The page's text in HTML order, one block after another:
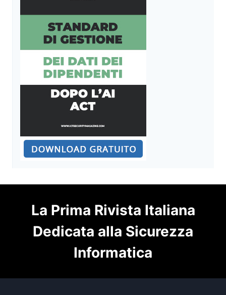
La Prima Rivista Italiana
Dedicata alla Sicurezza
Informatica